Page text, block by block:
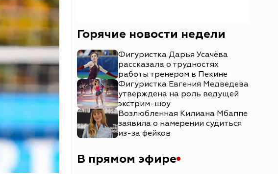
Горячие новости недели
Фигуристка Дарья Усачёва
рассказала о трудностях
работы тренером в Пекине
Фигуристка Евгения Медведева
утверждена на роль ведущей
экстрим-шоу
Возлюбленная Килиана Мбаппе
заявила о намерении судиться
из-за фейков
В прямом эфире